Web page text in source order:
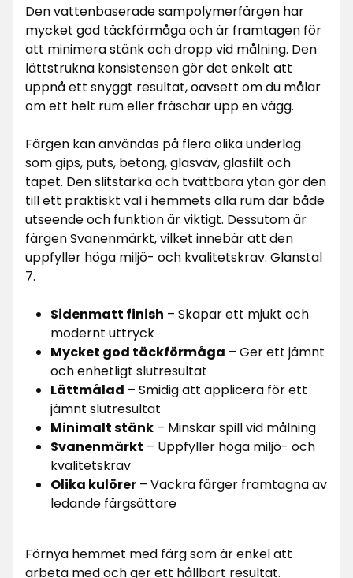
Den vattenbaserade sampolymerfärgen har
mycket god täckförmåga och är framtagen för
att minimera stänk och dropp vid målning. Den
lättstrukna konsistensen gör det enkelt att
uppnå ett snyggt resultat, oavsett om du målar
om ett helt rum eller fräschar upp en vägg.
Färgen kan användas på flera olika underlag
som gips, puts, betong, glasväv, glasfilt och
tapet. Den slitstarka och tvättbara ytan gör den
till ett praktiskt val i hemmets alla rum där både
utseende och funktion är viktigt. Dessutom är
färgen Svanenmärkt, vilket innebär att den
uppfyller höga miljö- och kvalitetskrav. Glanstal
7.
Sidenmatt finish – Skapar ett mjukt och
modernt uttryck
Mycket god täckförmåga – Ger ett jämnt
och enhetligt slutresultat
Lättmålad – Smidig att applicera för ett
jämnt slutresultat
Minimalt stänk – Minskar spill vid målning
Svanenmärkt – Uppfyller höga miljö- och
kvalitetskrav
Olika kulörer – Vackra färger framtagna av
ledande färgsättare
Förnya hemmet med färg som är enkel att
arbeta med och ger ett hållbart resultat.